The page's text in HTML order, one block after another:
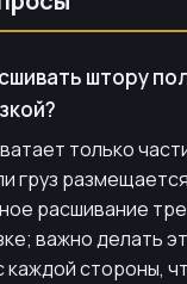
штору
только
груз
расшивание
важно делать
каждой стороны,